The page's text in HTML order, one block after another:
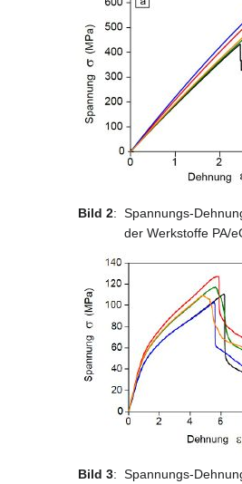
Bild 2: Spannungs-
der Werkstoffe PA/
Bild 3: Spannungs-